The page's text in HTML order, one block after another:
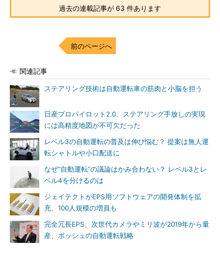
過去の連載記事が 63 件あります
前のページへ
関連記事
ステアリング技術は自動運転車の筋肉と小脳を担う
日産プロパイロット2.0、ステアリング手放しの実現
には高精度地図が不可欠だった
レベル3の自動運転の普及は伸び悩む？ 提案は無人運
転シャトルや小口配送に
なぜ“自動運転”の議論はかみ合わない？ レベル3とレ
ベル4を分けるのは
ジェイテクトがEPS用ソフトウェアの開発体制を拡
充、100人規模の増員も
完全冗長EPS、次世代カメラやミリ波が2019年から量
産、ボッシュの自動運転戦略